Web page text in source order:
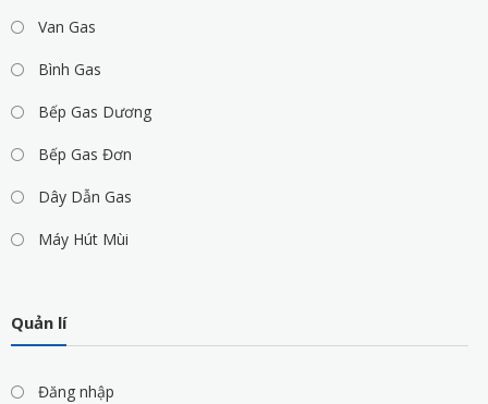
Van Gas
Bình Gas
Bếp Gas Dương
Bếp Gas Đơn
Dây Dẫn Gas
Máy Hút Mùi
Quản lí
Đăng nhập